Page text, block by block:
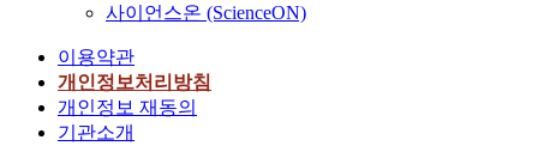
사이언스온 (ScienceON)
이용약관
개인정보처리방침
개인정보 재동의
기관소개